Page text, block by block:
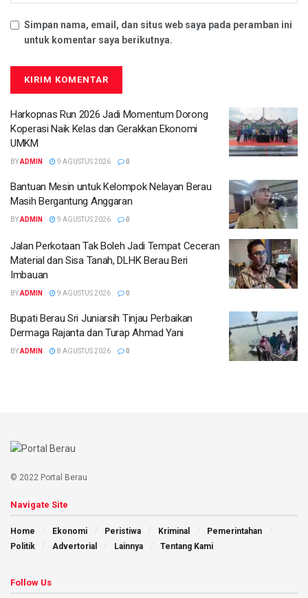
Simpan nama, email, dan situs web saya pada peramban ini
untuk komentar saya berikutnya.
Harkopnas Run 2026 Jadi Momentum Dorong
Koperasi Naik Kelas dan Gerakkan Ekonomi
UMKM
BYADMIN 9 AGUSTUS 2026 0
Bantuan Mesin untuk Kelompok Nelayan Berau
Masih Bergantung Anggaran
BYADMIN 9 AGUSTUS 2026 0
Jalan Perkotaan Tak Boleh Jadi Tempat Ceceran
Material dan Sisa Tanah, DLHK Berau Beri
Imbauan
BYADMIN 9 AGUSTUS 2026 0
Bupati Berau Sri Juniarsih Tinjau Perbaikan
Dermaga Rajanta dan Turap Ahmad Yani
BYADMIN 8 AGUSTUS 2026 0
© 2022 Portal Berau
Navigate Site
Home Ekonomi Peristiwa Kriminal
Pemerintahan
Politik
Advertorial Lainnya Tentang Kami
Follow Us